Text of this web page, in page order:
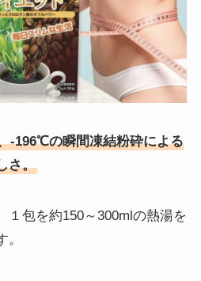
-196℃の瞬間凍結粉砕による
さ。
１包を約150～300mlの熱湯を